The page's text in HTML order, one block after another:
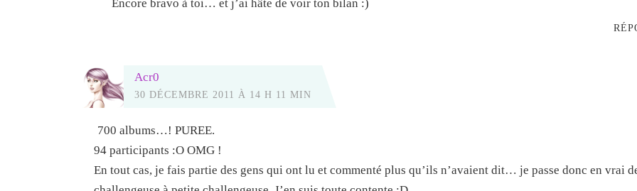
Encore bravo à toi… et j’ai hâte de voir ton bilan :)
Acr0
30 DÉCEMBRE 2011 À 14 H 11 MIN
700 albums…! PUREE.
94 participants :O OMG !
En tout cas, je fais partie des gens qui ont lu et commenté plus qu’ils n’avaient dit… je passe donc en vrai